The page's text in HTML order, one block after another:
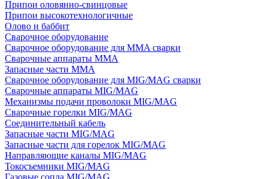
Припои оловянно-свинцовые
Припои высокотехнологичные
Олово и баббит
Сварочное оборудование
Сварочное оборудование для MMA сварки
Сварочные аппараты MMA
Запасные части MMA
Сварочное оборудование для MIG/MAG сварки
Сварочные аппараты MIG/MAG
Механизмы подачи проволоки MIG/MAG
Сварочные горелки MIG/MAG
Соединительный кабель
Запасные части MIG/MAG
Запасные части для горелок MIG/MAG
Направляющие каналы MIG/MAG
Токосъемники MIG/MAG
Газовые сопла MIG/MAG